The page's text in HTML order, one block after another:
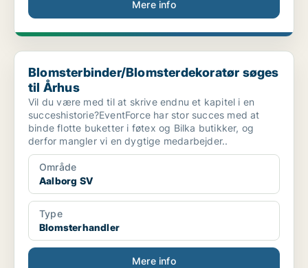
Mere info
Blomsterbinder/Blomsterdekoratør søges til Århus
Blomsterbinder/Blomsterdekoratør søges
til Århus
Vil du være med til at skrive endnu et kapitel i en
succeshistorie?EventForce har stor succes med at
binde flotte buketter i føtex og Bilka butikker, og
derfor mangler vi en dygtige medarbejder..
Område
Aalborg SV
Type
Blomsterhandler
Mere info